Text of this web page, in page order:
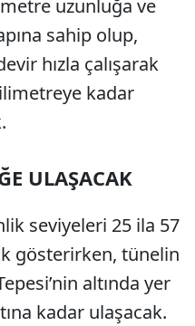
uzunluğa ve
sahip olup,
hızla çalışarak
kadar
ULAŞACAK
seviyeleri 25 ila 57
gösterirken, tünelin
altında yer
kadar ulaşacak.